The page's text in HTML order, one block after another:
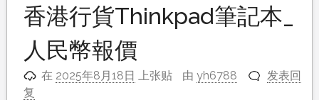
香港行貨Thinkpad筆記本_
人民幣報價
在 2025年8月18日 上张贴 由yh6788
发表回
复